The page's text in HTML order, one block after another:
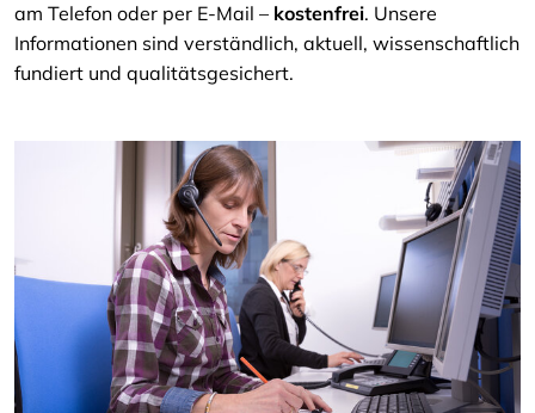
am Telefon oder per E-Mail – kostenfrei. Unsere
Informationen sind verständlich, aktuell, wissenschaftlich
fundiert und qualitätsgesichert.